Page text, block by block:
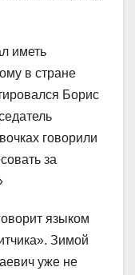
иметь
в стране
Борис
говорили
за
языком
Зимой
уже не